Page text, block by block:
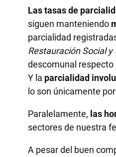
Las tasas de
siguen manteniendo
parcialidad
Restauración Social y
descomunal respecto
Y la parcialidad
lo son únicamente
Paralelamente, las
sectores de nuestra
A pesar del buen